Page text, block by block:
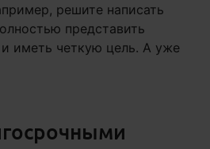
решите написать
представить
и иметь четкую цель. А уже